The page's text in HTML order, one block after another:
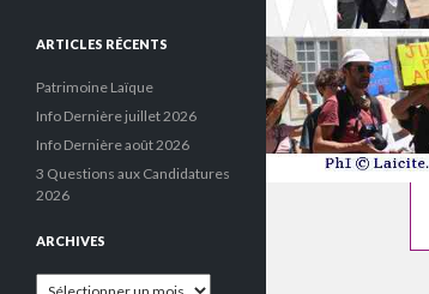
ARTICLES RÉCENTS
Patrimoine Laïque
Info Dernière juillet 2026
Info Dernière août 2026
3 Questions aux Candidatures
2026
ARCHIVES
Archives